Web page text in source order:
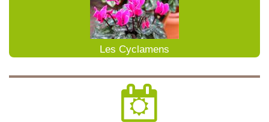
Les Cyclamens